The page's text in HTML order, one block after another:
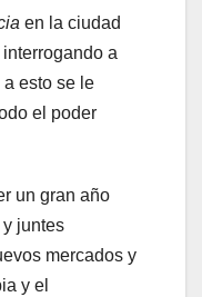
en la ciudad
a
esto se le
el poder
un gran año
juntes
mercados y
y el